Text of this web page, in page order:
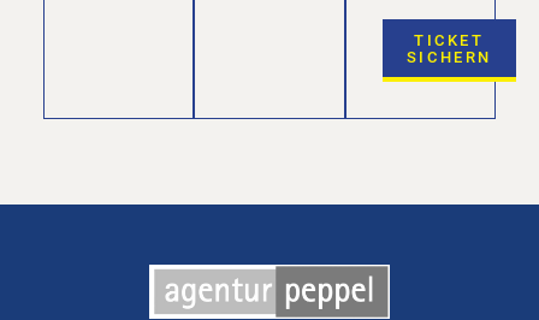
TICKET
SICHERN